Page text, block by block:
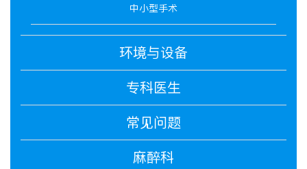
中小型手术
环境与设备
专科医生
常见问题
麻醉科